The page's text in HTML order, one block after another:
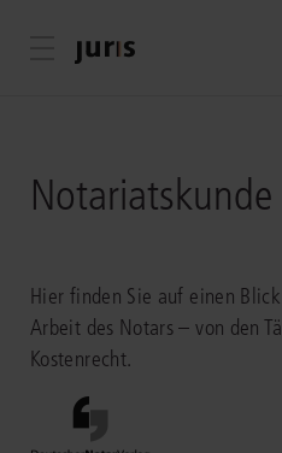
Menü öffnen
Notariatskunde
Hier finden Sie auf einen
Arbeit des Notars – von den
Kostenrecht.